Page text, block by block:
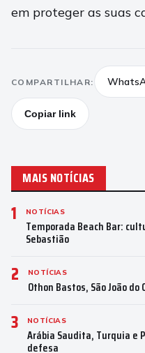
em proteger as suas
COMPARTILHAR:
Copiar link
MAIS NOTÍCIAS
1 NOTÍCIAS
Temporada Beach Bar:
Sebastião
2 NOTÍCIAS
Othon Bastos, São João
3 NOTÍCIAS
Arábia Saudita, Turquia e
defesa